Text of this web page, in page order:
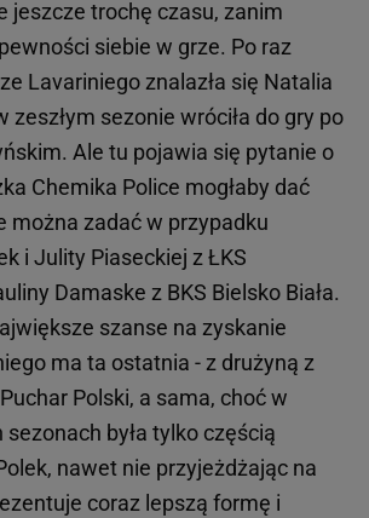
jeszcze trochę czasu, zanim
siebie w grze. Po raz
Lavariniego znalazła się Natalia
zeszłym sezonie wróciła do gry po
Ale tu pojawia się pytanie o
Chemika Police mogłaby dać
można zadać w przypadku
i Julity Piaseckiej z ŁKS
Damaske z BKS Bielsko Biała.
szanse na zyskanie
ma ta ostatnia - z drużyną z
Polski, a sama, choć w
była tylko częścią
nawet nie przyjeżdżając na
coraz lepszą formę i